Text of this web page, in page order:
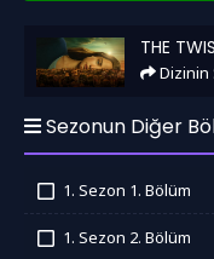
The Twisted Tale of
THE
Dizinin
Sezonun Diğer
1. Sezon 1. Bölüm
1. Sezon 2. Bölüm